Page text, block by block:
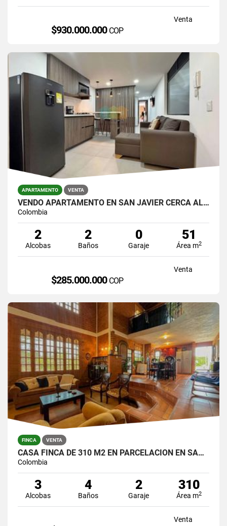
Venta
$930.000.000 COP
APARTAMENTO VENTA
VENDO APARTAMENTO EN SAN JAVIER CERCA AL METRO
Colombia
2
Alcobas
2
Baños
0
Garaje
51
Área m2
Venta
$285.000.000 COP
FINCA VENTA
CASA FINCA DE 310 M2 EN PARCELACION EN SANTA ELENA / LOTE DE 6.450 M2
Colombia
3
Alcobas
4
Baños
2
Garaje
310
Área m2
Venta